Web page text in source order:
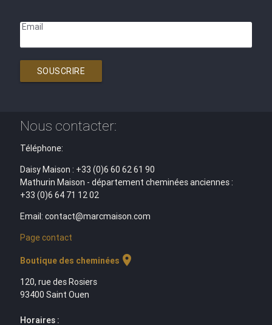
Email
SOUSCRIRE
Nous contacter:
Téléphone:
Daisy Maison : +33 (0)6 60 62 61 90
Mathurin Maison - département cheminées anciennes :
+33 (0)6 64 71 12 02
Email: contact@marcmaison.com
Page contact
Boutique des cheminées location_on
120, rue des Rosiers
93400 Saint Ouen
Horaires :